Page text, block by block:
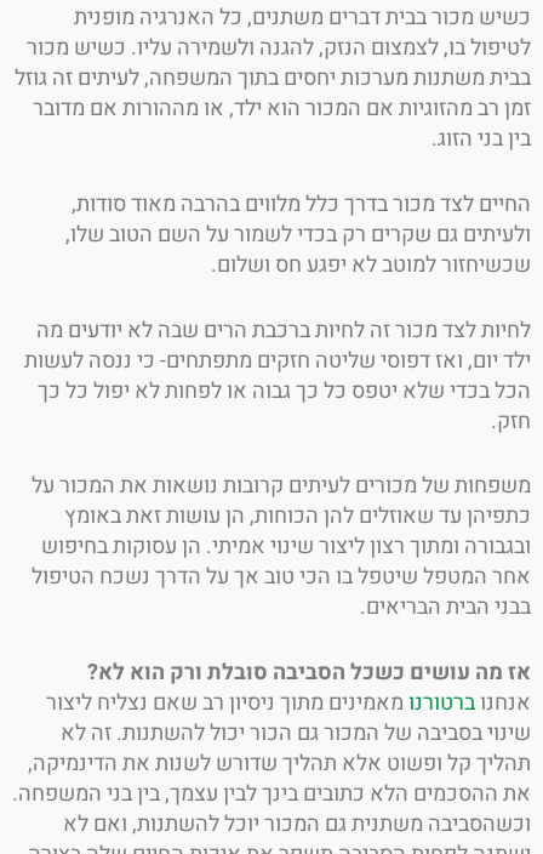
מכור בבית דברים משתנים, כל האנרגיה מופנית
בו, לצמצום הנזק, להגנה ולשמירה עליו. כשיש מכור
משתנות מערכות יחסים בתוך המשפחה, לעיתים זה גוזל
רב מהזוגיות אם המכור הוא ילד, או מההורות אם מדובר
בני הזוג.
לצד מכור בדרך כלל מלווים בהרבה מאוד סודות,
גם שקרים רק בכדי לשמור על השם הטוב שלו,
למוטב לא יפגע חס ושלום.
לצד מכור זה לחיות ברכבת הרים שבה לא יודעים מה
יום, ואז דפוסי שליטה חזקים מתפתחים- כי ננסה לעשות
בכדי שלא יטפס כל כך גבוה או לפחות לא יפול כל כך
של מכורים לעיתים קרובות נושאות את המכור על
עד שאוזלים להן הכוחות, הן עושות זאת באומץ
ומתוך רצון ליצור שינוי אמיתי. הן עסוקות בחיפוש
המטפל שיטפל בו הכי טוב אך על הדרך נשכח הטיפול
הבית הבריאים.
מה עושים כשכל הסביבה סובלת ורק הוא לא?
ברטורנומאמינים מתוך ניסיון רב שאם נצליח ליצור
בסביבה של המכור גם הכור יכול להשתנות. זה לא
קל ופשוט אלא תהליך שדורש לשנות את הדינמיקה,
הלא כתובים בינך לבין עצמך, בין בני המשפחה.
משתנית גם המכור יוכל להשתנות, ואם לא